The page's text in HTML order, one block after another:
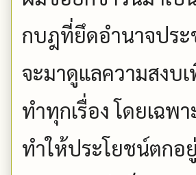
กบฎที่ยึดอำนาจประ
จะมาดูแลความสงบ
ทำทุกเรื่อง โดยเฉพ
ทำให้ประโยชน์ตกอ